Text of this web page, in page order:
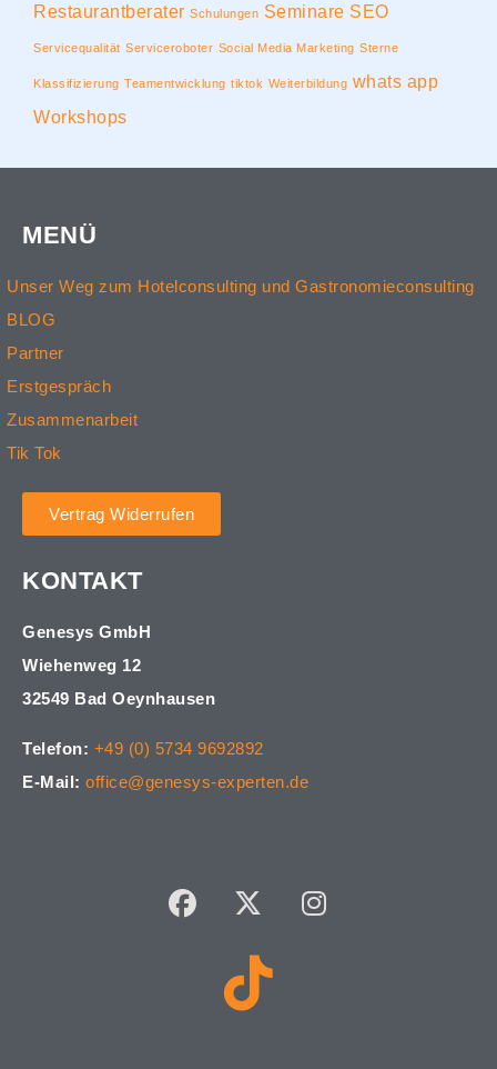
Restaurantberater Schulungen Seminare SEO
Servicequalität Serviceroboter Social Media Marketing Sterne
Klassifizierung Teamentwicklung tiktok Weiterbildung whats app
Workshops
MENÜ
Unser Weg zum Hotelconsulting und Gastronomieconsulting
BLOG
Partner
Erstgespräch
Zusammenarbeit
Tik Tok
Vertrag Widerrufen
KONTAKT
Genesys GmbH
Wiehenweg 12
32549 Bad Oeynhausen
Telefon: +49 (0) 5734 9692892
E-Mail: office@genesys-experten.de